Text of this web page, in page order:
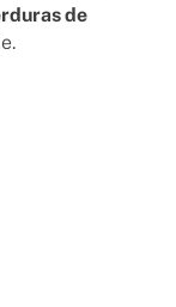
de